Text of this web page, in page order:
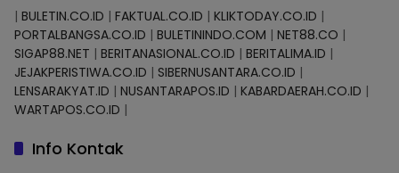
| BULETIN.CO.ID | FAKTUAL.CO.ID | KLIKTODAY.CO.ID |
PORTALBANGSA.CO.ID | BULETININDO.COM | NET88.CO |
SIGAP88.NET | BERITANASIONAL.CO.ID | BERITALIMA.ID |
JEJAKPERISTIWA.CO.ID | SIBERNUSANTARA.CO.ID |
LENSARAKYAT.ID | NUSANTARAPOS.ID | KABARDAERAH.CO.ID |
WARTAPOS.CO.ID |
Info Kontak